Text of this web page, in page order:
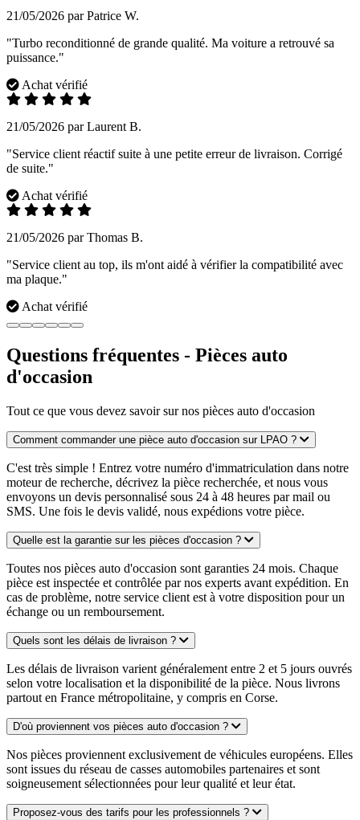
21/05/2026 par Patrice W.
"Turbo reconditionné de grande qualité. Ma voiture a retrouvé sa
puissance."
Achat vérifié
21/05/2026 par Laurent B.
"Service client réactif suite à une petite erreur de livraison. Corrigé
de suite."
Achat vérifié
21/05/2026 par Thomas B.
"Service client au top, ils m'ont aidé à vérifier la compatibilité avec
ma plaque."
Achat vérifié
Questions fréquentes - Pièces auto
d'occasion
Tout ce que vous devez savoir sur nos pièces auto d'occasion
Comment commander une pièce auto d'occasion sur LPAO ?
C'est très simple ! Entrez votre numéro d'immatriculation dans notre
moteur de recherche, décrivez la pièce recherchée, et nous vous
envoyons un devis personnalisé sous 24 à 48 heures par mail ou
SMS. Une fois le devis validé, nous expédions votre pièce.
Quelle est la garantie sur les pièces d'occasion ?
Toutes nos pièces auto d'occasion sont garanties 24 mois. Chaque
pièce est inspectée et contrôlée par nos experts avant expédition. En
cas de problème, notre service client est à votre disposition pour un
échange ou un remboursement.
Quels sont les délais de livraison ?
Les délais de livraison varient généralement entre 2 et 5 jours ouvrés
selon votre localisation et la disponibilité de la pièce. Nous livrons
partout en France métropolitaine, y compris en Corse.
D'où proviennent vos pièces auto d'occasion ?
Nos pièces proviennent exclusivement de véhicules européens. Elles
sont issues du réseau de casses automobiles partenaires et sont
soigneusement sélectionnées pour leur qualité et leur état.
Proposez-vous des tarifs pour les professionnels ?